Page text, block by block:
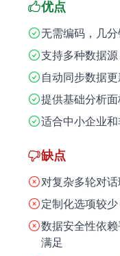
优点
无需编码，几
支持多种数据源
自动同步数据
提供基础分析
适合中小企业
缺点
对复杂多轮对
定制化选项较少
数据安全性依
满足